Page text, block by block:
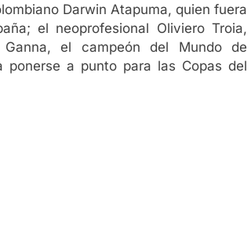
Darwin Atapuma, quien fuera
el neoprofesional Oliviero Troia,
el campeón del Mundo de
a punto para las Copas del